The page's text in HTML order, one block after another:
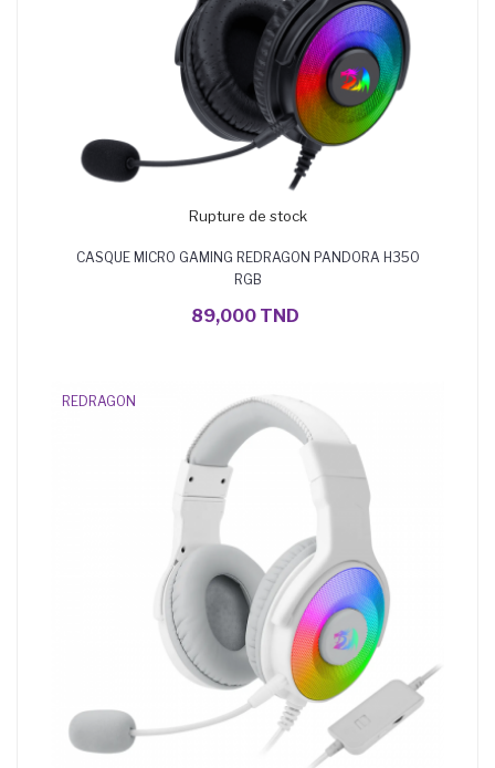
Rupture de stock
CASQUE MICRO GAMING REDRAGON PANDORA H350
RGB
89,000 TND
REDRAGON